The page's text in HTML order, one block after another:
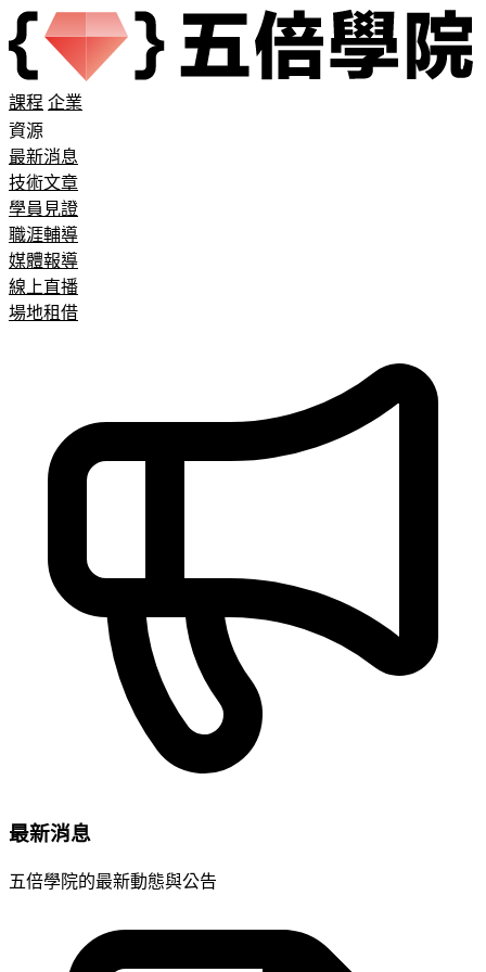
課程 企業
資源
最新消息
技術文章
學員見證
職涯輔導
媒體報導
線上直播
場地租借
最新消息
五倍學院的最新動態與公告